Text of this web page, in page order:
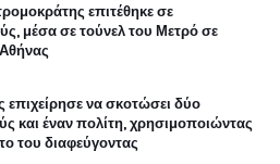
επιτέθηκε σε
μέσα σε τούνελ του Μετρό σε
επιχείρησε να σκοτώσει δύο
και έναν πολίτη, χρησιμοποιώντας
του διαφεύγοντας